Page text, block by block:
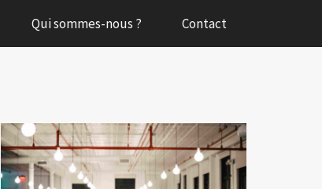
Qui sommes-nous ? Contact